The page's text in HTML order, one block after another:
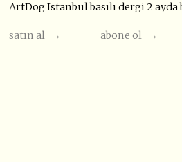
ArtDog Istanbul basılı dergi 2 ayda
satın al → abone ol →